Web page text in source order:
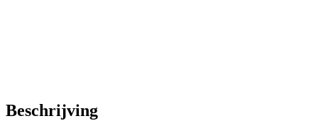
Beschrijving